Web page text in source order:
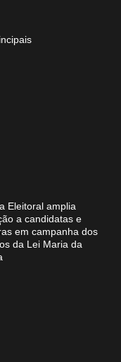
Eleitoral amplia
a candidatas e
em campanha dos
da Lei Maria da